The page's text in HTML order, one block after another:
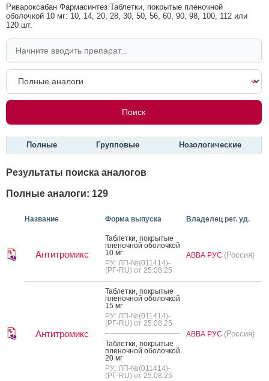
Ривароксабан Фармасинтез Таблетки, покрытые пленочной
оболочкой 10 мг: 10, 14, 20, 28, 30, 50, 56, 60, 90, 98, 100, 112 или
120 шт.
Полные Групповые Нозологические
Результаты поиска аналогов
Полные аналоги: 129
Название Форма выпуска Владелец рег. уд.
Антитромикс
Таб­летки, пок­ры­тые
пле­ноч­ной обо­лоч­кой
10 мг
РУ: ЛП-№(011414)-
(РГ-RU) от 25.08.25
АВВА РУС (Россия)
Антитромикс
Таб­летки, пок­ры­тые
пле­ноч­ной обо­лоч­кой
15 мг
РУ: ЛП-№(011414)-
(РГ-RU) от 25.08.25
Таб­летки, пок­ры­тые
пле­ноч­ной обо­лоч­кой
20 мг
РУ: ЛП-№(011414)-
(РГ-RU) от 25.08.25
АВВА РУС (Россия)